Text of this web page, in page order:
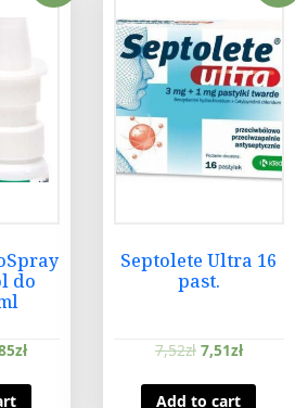
do
zł
Septolete Ultra 16
past.
7,52zł 7,51zł
Add to cart